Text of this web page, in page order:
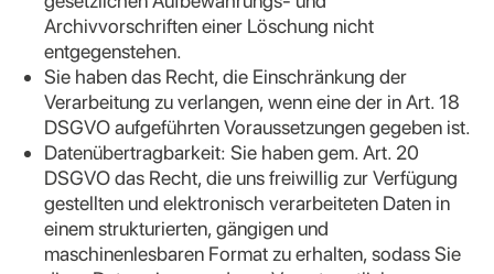
Archivvorschriften einer Löschung nicht
entgegenstehen.
Sie haben das Recht, die Einschränkung der
Verarbeitung zu verlangen, wenn eine der in Art. 18
DSGVO aufgeführten Voraussetzungen gegeben ist.
Datenübertragbarkeit: Sie haben gem. Art. 20
DSGVO das Recht, die uns freiwillig zur Verfügung
gestellten und elektronisch verarbeiteten Daten in
einem strukturierten, gängigen und
maschinenlesbaren Format zu erhalten, sodass Sie